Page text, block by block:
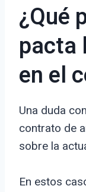
¿Qué
pacta
en el
Una duda
contrato de
sobre la
En estos